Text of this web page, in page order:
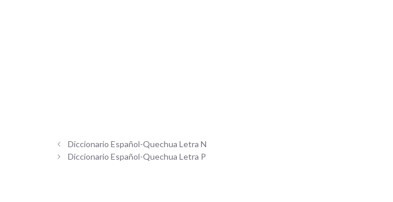
Diccionario Español-Quechua Letra N
Diccionario Español-Quechua Letra P